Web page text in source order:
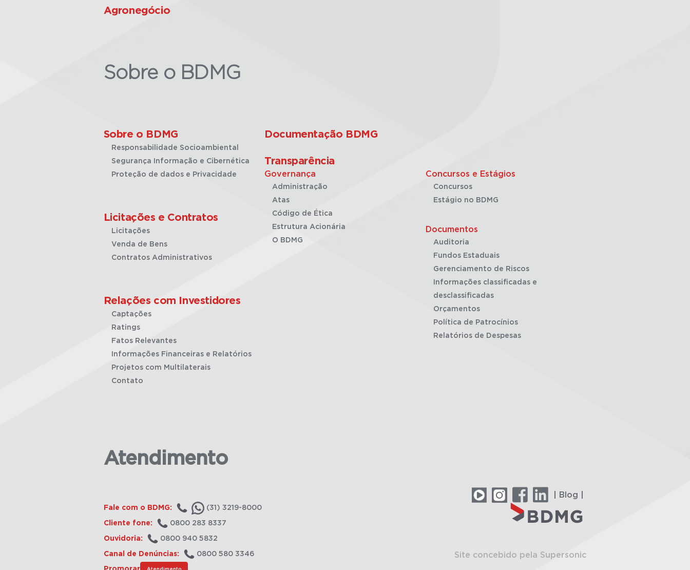
Agronegócio
Sobre o BDMG
Sobre o BDMG
Responsabilidade Socioambiental
Segurança Informação e Cibernética
Proteção de dados e Privacidade
Licitações e Contratos
Licitações
Venda de Bens
Contratos Administrativos
Relações com Investidores
Captações
Ratings
Fatos Relevantes
Informações Financeiras e Relatórios
Projetos com Multilaterais
Contato
Documentação BDMG
Transparência
Governança
Administração
Atas
Código de Ética
Estrutura Acionária
O BDMG
Concursos e Estágios
Concursos
Estágio no BDMG
Documentos
Auditoria
Fundos Estaduais
Gerenciamento de Riscos
Informações classificadas e
desclassificadas
Orçamentos
Política de Patrocínios
Relatórios de Despesas
Atendimento
Fale com o BDMG: (31) 3219-8000
Cliente fone: 0800 283 8337
Ouvidoria: 0800 940 5832
Canal de Denúncias: 0800 580 3346
Atendimento
| Blog |
Site concebido pela Supersonic